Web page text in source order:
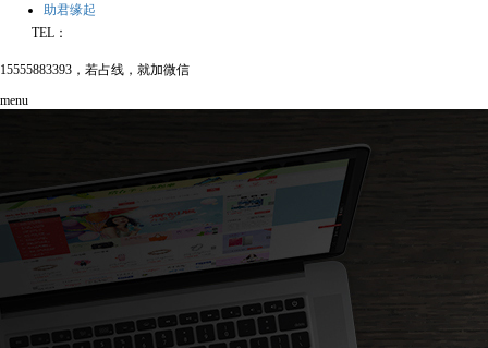
助君缘起
TEL：
15555883393，若占线，就加微信
menu